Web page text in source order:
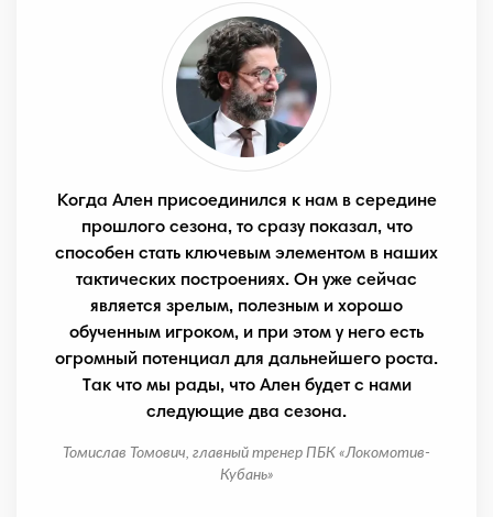
Когда Ален присоединился к нам в середине
прошлого сезона, то сразу показал, что
способен стать ключевым элементом в наших
тактических построениях. Он уже сейчас
является зрелым, полезным и хорошо
обученным игроком, и при этом у него есть
огромный потенциал для дальнейшего роста.
Так что мы рады, что Ален будет с нами
следующие два сезона.
Томислав Томович, главный тренер ПБК «Локомотив-
Кубань»